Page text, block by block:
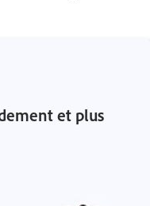
et plus